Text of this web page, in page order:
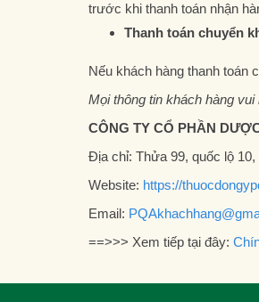
trước khi thanh toán nhận
Thanh toán chuyển
Nếu khách hàng thanh toán
Mọi thông tin khách hàng vui
CÔNG TY CỔ PHẦN
Địa chỉ: Thửa 99, quốc lộ
Website: https://
Email:
==>>> Xem tiếp tại đây: